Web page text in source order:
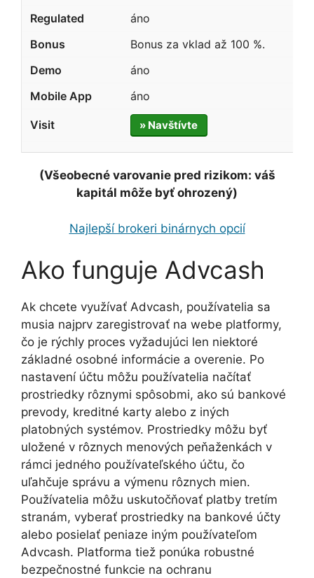
áno
Bonus za vklad až 100 %.
áno
áno
» Navštívte
(Všeobecné varovanie pred rizikom: váš
kapitál môže byť ohrozený)
Najlepší brokeri binárnych opcií
Ako funguje Advcash
Ak chcete využívať Advcash, používatelia sa
musia najprv zaregistrovať na webe platformy,
čo je rýchly proces vyžadujúci len niektoré
základné osobné informácie a overenie. Po
nastavení účtu môžu používatelia načítať
prostriedky rôznymi spôsobmi, ako sú bankové
prevody, kreditné karty alebo z iných
platobných systémov. Prostriedky môžu byť
uložené v rôznych menových peňaženkách v
rámci jedného používateľského účtu, čo
uľahčuje správu a výmenu rôznych mien.
Používatelia môžu uskutočňovať platby tretím
stranám, vyberať prostriedky na bankové účty
alebo posielať peniaze iným používateľom
Advcash. Platforma tiež ponúka robustné
bezpečnostné funkcie na ochranu